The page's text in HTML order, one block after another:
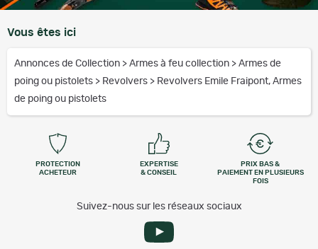
Vous êtes ici
Annonces de Collection > Armes à feu collection > Armes de
poing ou pistolets > Revolvers > Revolvers Emile Fraipont, Armes
de poing ou pistolets
PROTECTION
ACHETEUR
EXPERTISE
& CONSEIL
PRIX BAS &
PAIEMENT EN PLUSIEURS
FOIS
Suivez-nous sur les réseaux sociaux